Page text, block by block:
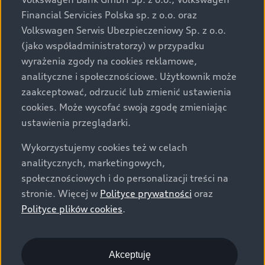
za dopłatą. Wiążące ustalenie ceny, wyposażenia i
specyfikacji pojazdu następują w umowie sprzedaży, a
określenie parametrów technicznych zawiera
świadectwo homologacji typu pojazdu. Zastrzegamy
sobie prawo do zmian i pomyłek. Wszelkie informacje
prezentowane na stronie są aktualne na dzień ich
zamieszczania. W celu uzyskania najnowszych
informacji prosimy kontaktować się z Partnerem Marki
Audi.
Wszystkie produkowane obecnie samochody marki Audi
są wykonywane z materiałów spełniających pod
względem możliwości odzysku i recyklingu wymagania
określone w normie ISO 22628 i są zgodne z
europejskimi świadectwami homologacji wydanymi wg
o.o. podlega obowiązkowi zapewnienia wszystkim
użytkownikom samochodów marki Volkswagen sieci
Financial Servicies Polska sp. z o.o. oraz
Volkswagen Serwis Ubezpieczeniowy Sp. z o.o.
(jako współadministratorzy) w przypadku
wyrażenia zgody na cookies reklamowe,
analityczne i społecznościowe. Użytkownik może
zaakceptować, odrzucić lub zmienić ustawienia
cookies. Może wycofać swoją zgodę zmieniając
ustawienia przeglądarki.
Wykorzystujemy cookies też w celach
analitycznych, marketingowych,
społecznościowych i do personalizacji treści na
stronie. Więcej w Polityce prywatności oraz
Polityce plików cookies.
Akceptuję